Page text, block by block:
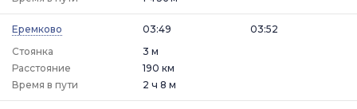
Еремково
03:49
Стоянка
3 м
03:52
Расстояние
190 км
Время в пути
2 ч 8 м